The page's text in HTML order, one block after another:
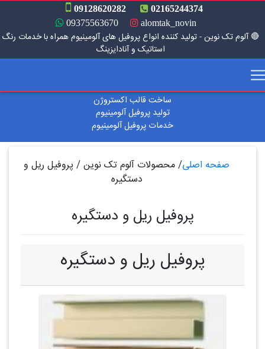
02165244374
09128620282
alomtak_novin
09375563670
آلوم تک نوین - تولید کننده انواع پروفیل های آلومینیوم همراه با خدمات رنگ
استاتیک و آنادایزینگ
قبلی بعدی
ساخت قالب اکستروژن
تولید پروفیل آلومینیوم
خدمات پروفیل آلومینیوم
صفحه اصلی/محصولات آلوم تک نوین/پروفیل ریل و
دستگیره
پروفیل ریل و دستگیره
پروفیل ریل و دستگیره